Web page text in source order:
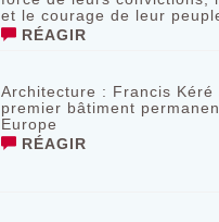
et le courage de leur
RÉAGIR
‎Architecture : Francis Kéré
premier bâtiment
Europe
RÉAGIR